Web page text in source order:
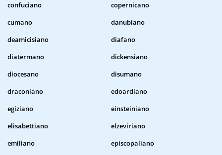
confuciano
copernicano
cumano
danubiano
deamicisiano
diafano
diatermano
dickensiano
diocesano
disumano
draconiano
edoardiano
egiziano
einsteiniano
elisabettiano
elzeviriano
emiliano
episcopaliano